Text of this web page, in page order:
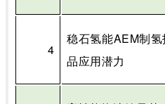
4
稳石氢能AEM制
品应用潜力